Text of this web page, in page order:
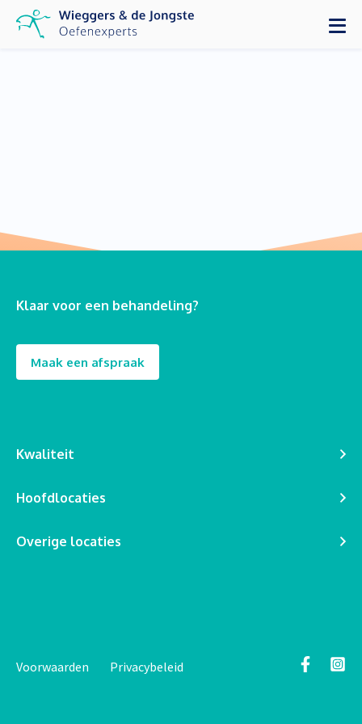
Klaar voor een behandeling?
Maak een afspraak
Kwaliteit
Hoofdlocaties
Overige locaties
Voorwaarden Privacybeleid